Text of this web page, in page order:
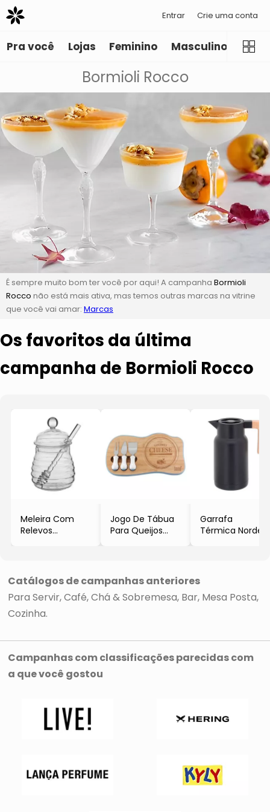
Entrar Crie uma conta
Pra você Lojas Feminino Masculino
Bormioli Rocco
É sempre muito bom ter você por aqui! A campanha Bormioli
Rocco não está mais ativa, mas temos outras marcas na vitrine
que você vai amar: Marcas
Os favoritos da última
campanha de Bormioli Rocco
Meleira Com
Relevos
Internacional
Jogo De Tábua
Para Queijos
- GS
Internacional
Garrafa
Térmica Norden
Catálogos de campanhas anteriores
Para Servir Café, Chá & Sobremesa Bar Mesa Posta
Cozinha
Campanhas com classificações parecidas com
a que você gostou